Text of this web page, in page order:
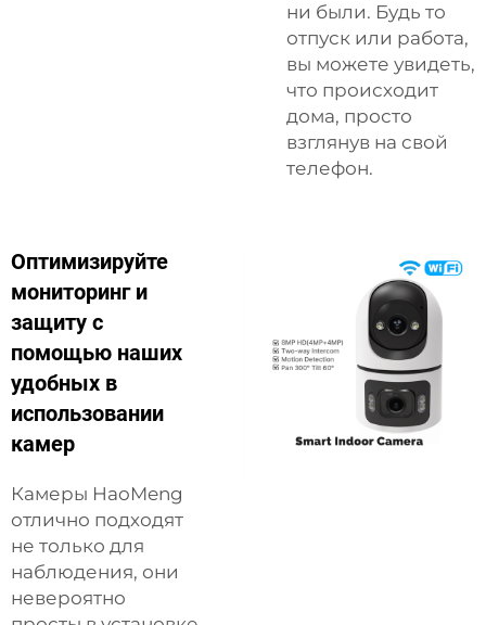
ни были. Будь то
отпуск или работа,
вы можете увидеть,
что происходит
дома, просто
взглянув на свой
телефон.
Оптимизируйте
мониторинг и
защиту с
помощью наших
удобных в
использовании
камер
Камеры HaoMeng
отлично подходят
не только для
наблюдения, они
невероятно